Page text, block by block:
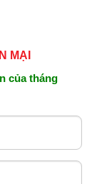
MẠI
của tháng